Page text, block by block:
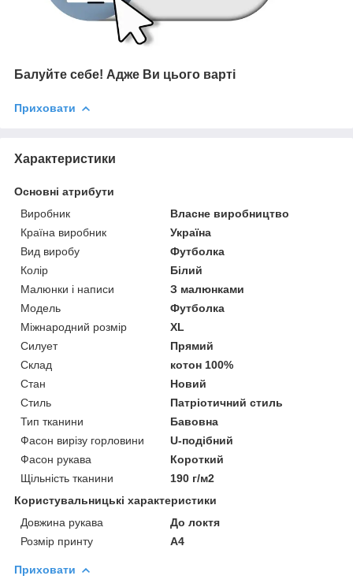
Балуйте себе! Адже Ви цього варті
Приховати
Характеристики
Основні атрибути
Виробник
Власне виробництво
Країна виробник
Україна
Вид виробу
Футболка
Колір
Білий
Малюнки і написи
З малюнками
Модель
Футболка
Міжнародний розмір
XL
Силует
Прямий
Склад
котон 100%
Стан
Новий
Стиль
Патріотичний стиль
Тип тканини
Бавовна
Фасон вирізу горловини
U-подібний
Фасон рукава
Короткий
Щільність тканини
190 г/м2
Користувальницькі характеристики
Довжина рукава
До локтя
Розмір принту
А4
Приховати